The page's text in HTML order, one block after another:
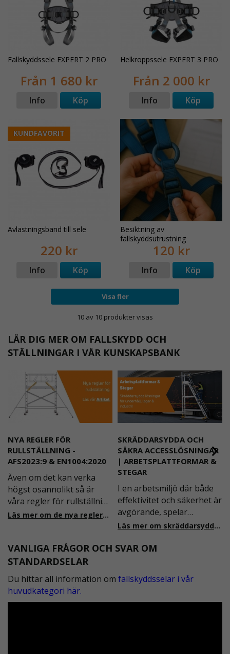
Fallskyddssele EXPERT 2 PRO
Från 1 680 kr
Info Köp
Helkroppssele EXPERT 3 PRO
Från 2 000 kr
Info Köp
KUNDFAVORIT
Avlastningsband till sele
220 kr
Info Köp
Besiktning av
fallskyddsutrustning
120 kr
Info Köp
Visa fler
10 av 10 produkter visas
LÄR DIG MER OM FALLSKYDD OCH
STÄLLNINGAR I VÅR KUNSKAPSBANK
NYA REGLER FÖR
RULLSTÄLLNING -
AFS2023:9 & EN1004:2020
Även om det kan verka
högst osannolikt så är
våra regler för rullställning
i Sverige slappare än de
ändring på. Från och med
2025 träder nya
Sverige gällande
rullställningar, med s
Läs mer om de nya reglerna!
SKRÄDDARSYDDA OCH
SÄKRA ACCESSLÖSNINGAR
| ARBETSPLATTFORMAR &
STEGAR
I en arbetsmiljö där både
effektivitet och säkerhet är
avgörande, spelar
plattformstrappor och
central roll. Dessa
tillgång till olika
Läs mer om skräddarsydda accesslösningar!
VANLIGA FRÅGOR OCH SVAR OM
STANDARDSELAR
Du hittar all information om fallskyddsselar i vår
huvudkategori här.